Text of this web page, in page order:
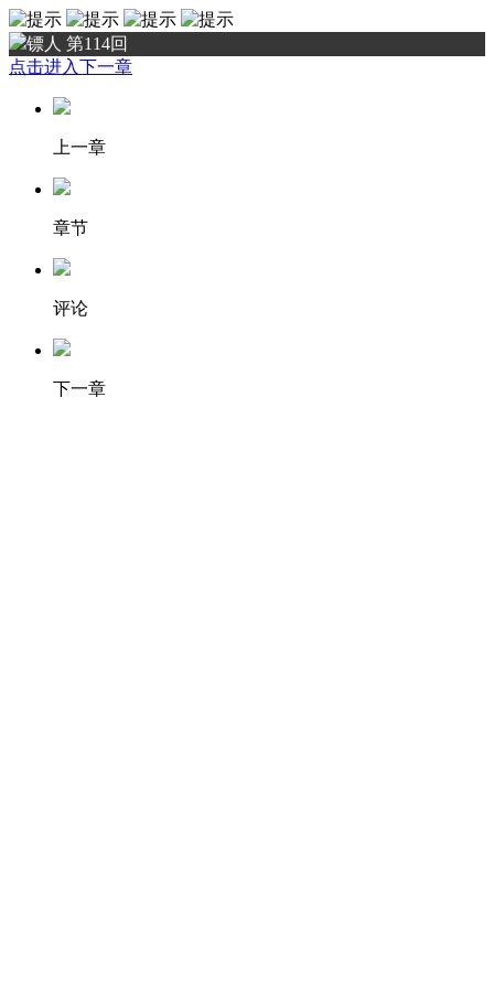
镖人 第114回
点击进入下一章
上一章
章节
评论
下一章